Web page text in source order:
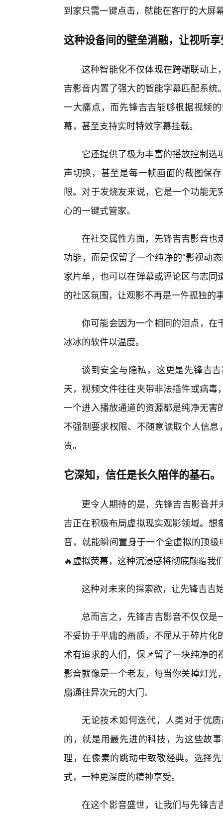
到家只需一键点击，就能在客厅的大屏
这种设备间的壁垒消融，让视听
这种智能化不仅体现在跨端联动上
吉影音内置了强大的智能字幕匹配系
一大痛点，而先锋吉吉能够根据视频
幕，甚至支持实时特效字幕挂载。
它还提供了极为丰富的播放控制
声切换，甚至是每一帧画面的截图保
限。对于发烧友来说，它是一个功能
心的一键式管家。
在社交属性方面，先锋吉吉影音也
功能，而是保留了一个纯净的“影视动
家片单，也可以在弹幕或评论区与志
的社区氛围，让观影不再是一件孤独的
你可能会因为一个相同的泪点，在
冰冰的软件以温度。
谈到安全与隐私，这更是先锋吉
天，视频文件往往夹带非法插件或病
一个进入播放通道的资源都是纯净无
不强制要求权限、不随意读取个人信
贵。
它深知，信任是长久陪伴的基石。
更令人期待的是，先锋吉吉影音
吉正在积极布局虚拟现实观影领域。
音，就能瞬间置身于一个全虚拟的顶
🔥虚拟荧幕，这种沉浸感将彻底颠覆我
这种对未来的探索欲，让先锋吉吉
总而言之，先锋吉吉影音不仅仅
不妥协于平庸的画质，不屈从于碎片
术有追求的人们，保📌留了一块纯净
影音就像是一个老友，每当你关掉灯
扇通往异次元的大门。
无论技术如何迭代，人类对于优
的，就是用最先进的科技，为这些故
理，在像素的跳动中致敬经典。选择
式，一种更深度的精神享受。
在这个影音盛世，让我们与先锋吉